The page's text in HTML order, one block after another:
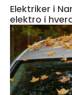
Elektriker i
elektro i